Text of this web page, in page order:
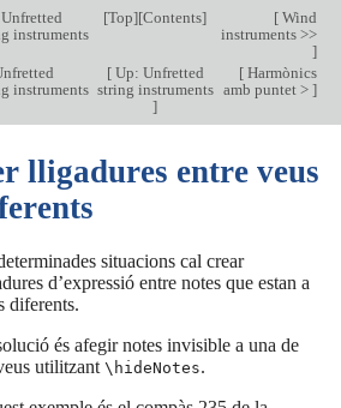
instruments
[Top][Contents] [Wind
instruments >>
]
instruments
[Up: Unfretted
string instruments
]
[Harmònics
amb puntet > ]
lligadures entre veus
situacions cal crear
d’expressió entre notes que estan a
diferents.
és afegir notes invisible a una de
utilitzant \hideNotes.